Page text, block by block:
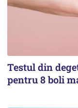
Testul din
pentru 8 boli